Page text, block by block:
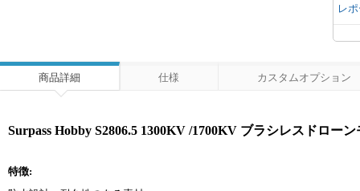
レ
商品詳細 仕様 カスタムオプション
Surpass Hobby S2806.5 1300KV /1700KV ブラシレスドロー
特徴: